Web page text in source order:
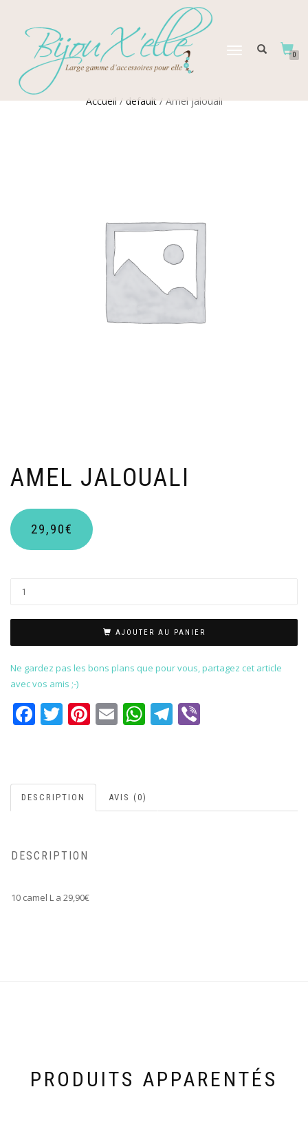
DÉPLIER
0
Accueil/default/ Amel jalouali
AMEL JALOUALI
29,90€
AJOUTER AU PANIER
Ne gardez pas les bons plans que pour vous, partagez cet article
avec vos amis ;-)
Facebook
Twitter
Pinterest
EmailWhatsApp
Telegram
DESCRIPTION AVIS (0)
DESCRIPTION
10 camel L a 29,90€
PRODUITS APPARENTÉS